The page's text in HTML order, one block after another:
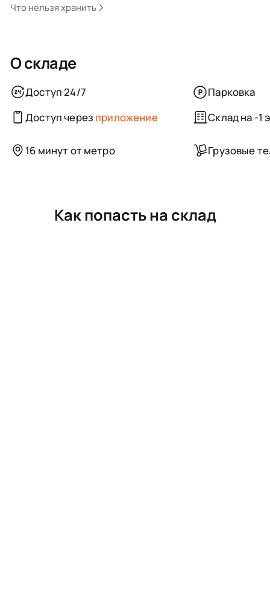
Что нельзя хранить
О складе
Доступ 24/7
Парковка
Доступ через приложение Склад на -1
16 минут от метро Грузовые
Как попасть на склад